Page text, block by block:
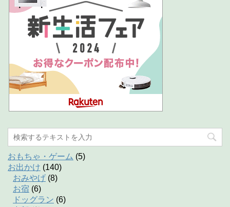
おもちゃ・ゲーム (5)
お出かけ (140)
おみやげ (8)
お宿 (6)
ドッグラン (6)